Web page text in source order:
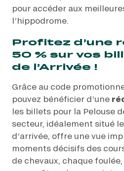
pour accéder aux
l’hippodrome.
Profitez d’une
50 % sur vos
de l’Arrivée !
Grâce au code
pouvez bénéficier d’une
les billets pour la Pelouse
secteur, idéalement situé
d’arrivée, offre une vue
moments décisifs des
de chevaux, chaque